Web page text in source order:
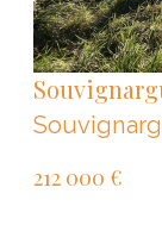
212 000 €